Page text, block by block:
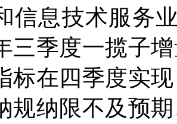
信息技术服务
三季度一揽子
标在四季度实
规纳限不及预